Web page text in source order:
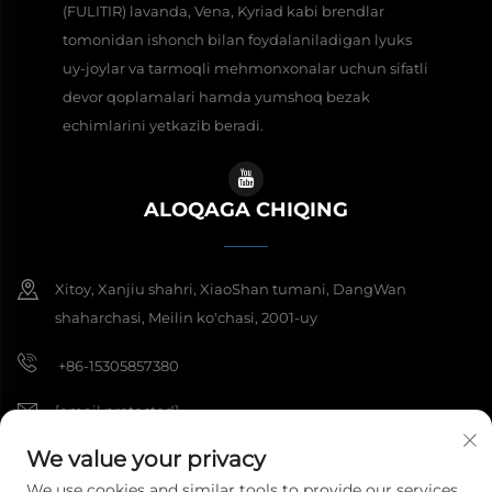
(FULITIR) lavanda, Vena, Kyriad kabi brendlar
tomonidan ishonch bilan foydalaniladigan lyuks
uy-joylar va tarmoqli mehmonxonalar uchun sifatli
devor qoplamalari hamda yumshoq bezak
echimlarini yetkazib beradi.
ALOQAGA CHIQING
Xitoy, Xanjiu shahri, XiaoShan tumani, DangWan
shaharchasi, Meilin ko'chasi, 2001-uy
+86-15305857380
[email protected]
We value your privacy